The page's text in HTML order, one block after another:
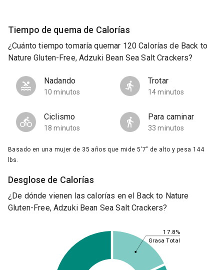
Tiempo de quema de Calorías
¿Cuánto tiempo tomaría quemar 120 Calorías de Back to
Nature Gluten-Free, Adzuki Bean Sea Salt Crackers?
Nadando
10 minutos
Trotar
14 minutos
Ciclismo
18 minutos
Para caminar
33 minutos
Basado en una mujer de 35 años que mide 5'7" de alto y pesa 144
lbs.
Desglose de Calorías
¿De dónde vienen las calorías en el Back to Nature
Gluten-Free, Adzuki Bean Sea Salt Crackers?
17.8%
Grasa Total